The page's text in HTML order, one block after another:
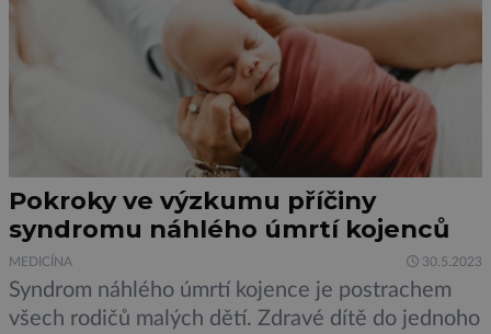
Pokroky ve výzkumu příčiny
syndromu náhlého úmrtí kojenců
MEDICÍNA 30.5.2023
Syndrom náhlého úmrtí kojence je postrachem
všech rodičů malých dětí. Zdravé dítě do jednoho